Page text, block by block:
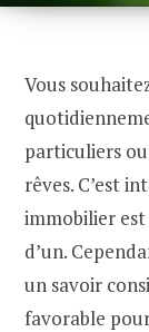
Vous
particuliers
rêves. C’est
immobilier
d’un.
un savoir
favorable